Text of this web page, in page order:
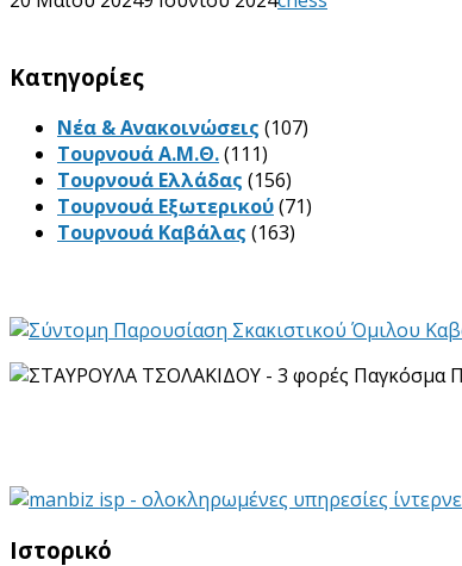
Kατηγορίες
Νέα & Ανακοινώσεις (107)
Τουρνουά Α.Μ.Θ.(111)
Τουρνουά Ελλάδας (156)
Τουρνουά Εξωτερικού(71)
Τουρνουά Καβάλας (163)
Ιστορικό